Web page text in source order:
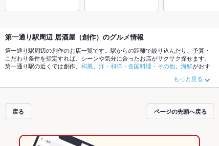
第一通り駅周辺 居酒屋（創作）のグルメ情報
第一通り駅周辺の創作のお店一覧です。駅からの距離で絞り込んだり、予算・
こだわり条件を指定すれば、シーンや気分に合ったお店がサクサク探せます。
第一通り駅の近くでは創作、 和風 洋・和洋・各国料理・その他 海鮮がおす
メニューや季節のおすすめ料理など、お店の最新情報をご紹介しているので安
心！24時間使える簡単便利なネット予約が使えるお店も拡大中です。友達どう
トペッパーグルメをご利用ください。
もっと見る
戻る ページの先頭へ戻る